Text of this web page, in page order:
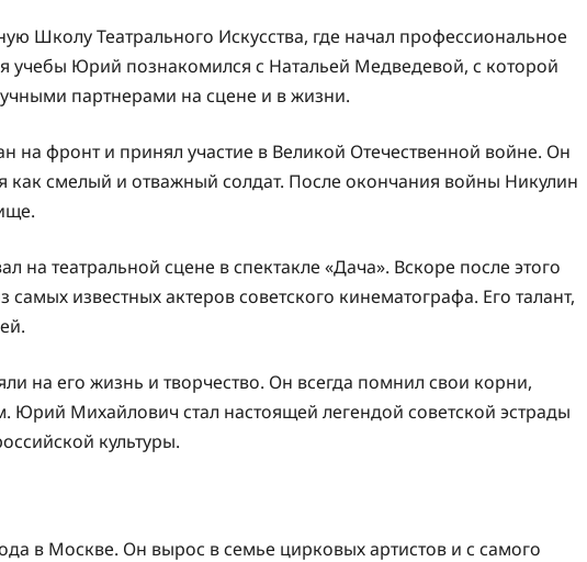
Школу Театрального Искусства, где начал профессиональное
учебы Юрий познакомился с Натальей Медведевой, с которой
партнерами на сцене и в жизни.
фронт и принял участие в Великой Отечественной войне. Он
как смелый и отважный солдат. После окончания войны Никулин
театральной сцене в спектакле «Дача». Вскоре после этого
известных актеров советского кинематографа. Его талант,
на его жизнь и творчество. Он всегда помнил свои корни,
Юрий Михайлович стал настоящей легендой советской эстрады
культуры.
в Москве. Он вырос в семье цирковых артистов и с самого